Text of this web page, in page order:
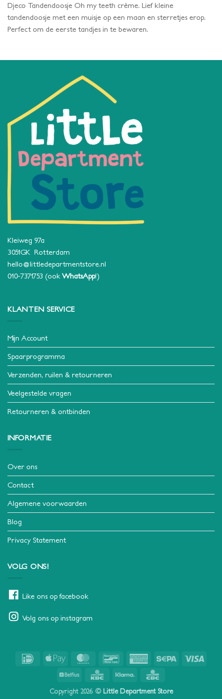
Djeco Tandendoosje Oh my teeth crème. Lief kleine
tandendoosje met een muisje op een maan en sterretjes erop.
Perfect om de eerste tandjes in te bewaren.
Kleiweg 97a
3051GK Rotterdam
hello@littledepartmentstore.nl
010-7371753 (ook WhatsApp!)
KLANTEN SERVICE
Mijn Account
Spaarprogramma
Verzenden, ruilen & retourneren
Veelgestelde vragen
Retourneren & ontbinden
INFORMATIE
Over ons
Contact
Algemene voorwaarden
Blog
Privacy Statement
VOLG ONS!
Like ons op facebook
Volg ons op instagram
IDeal
Apple
MasterCardBancontact American
Express
Sepa
Belfius KBC Klarna
Copyright 2026 © Little Department Store